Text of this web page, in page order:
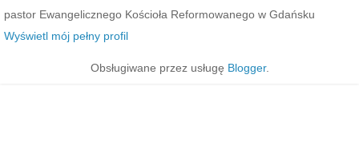
pastor Ewangelicznego Kościoła Reformowanego w Gdańsku
Wyświetl mój pełny profil
Obsługiwane przez usługę Blogger.